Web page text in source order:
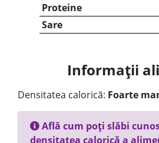
Proteine
Sare
Informații
Densitatea calorică: Foarte
Află cum poți slăbi
densitatea calorică a